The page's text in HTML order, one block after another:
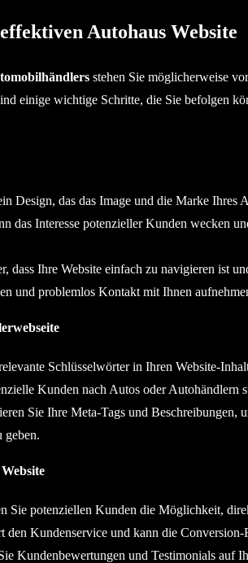
Autohaus Website
stehen Sie möglicherweise
einige wichtige Schritte, die Sie befolgen
Design, das das Image und die Marke Ihres
das Interesse potenzieller Kunden wecken
dass Ihre Website einfach zu navigieren ist
und problemlos Kontakt mit Ihnen
Schlüsselwörter in Ihren Website-
Kunden nach Autos oder Autohändlern
Sie Ihre Meta-Tags und Beschreibungen,
geben.
Sie potenziellen Kunden die Möglichkeit,
Kundenservice und kann die Conversion-
Kundenbewertungen und Testimonials auf